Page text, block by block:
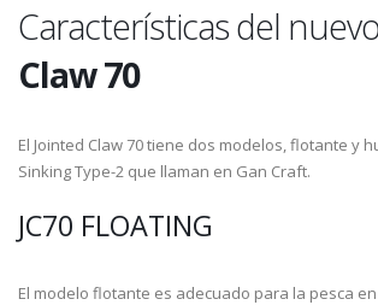
Características del nuevo
Claw 70
El Jointed Claw 70 tiene dos modelos, flotante y
Sinking Type-2 que llaman en Gan Craft.
JC70 FLOATING
El modelo flotante es adecuado para la pesca